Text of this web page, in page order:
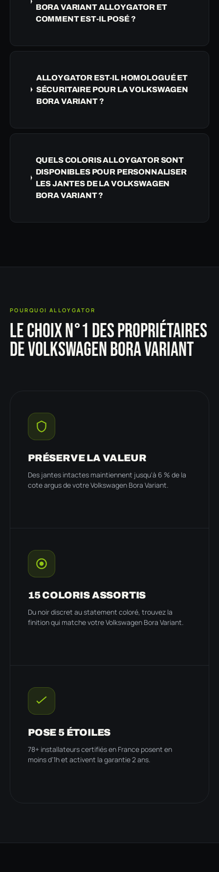
BORA VARIANT ALLOYGATOR ET
COMMENT EST-IL POSÉ ?
ALLOYGATOR EST-IL HOMOLOGUÉ ET
SÉCURITAIRE POUR LA VOLKSWAGEN
BORA VARIANT ?
QUELS COLORIS ALLOYGATOR SONT
DISPONIBLES POUR PERSONNALISER
LES JANTES DE LA VOLKSWAGEN
BORA VARIANT ?
POURQUOI ALLOYGATOR
LE CHOIX N°1 DES PROPRIÉTAIRES
DE VOLKSWAGEN BORA VARIANT
PRÉSERVE LA VALEUR
Des jantes intactes maintiennent jusqu'à 6 % de la
cote argus de votre Volkswagen Bora Variant.
15 COLORIS ASSORTIS
Du noir discret au statement coloré, trouvez la
finition qui matche votre Volkswagen Bora Variant.
POSE 5 ÉTOILES
78+ installateurs certifiés en France posent en
moins d'1h et activent la garantie 2 ans.